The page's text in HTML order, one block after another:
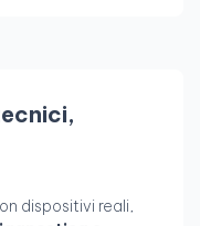
dispositivi reali,